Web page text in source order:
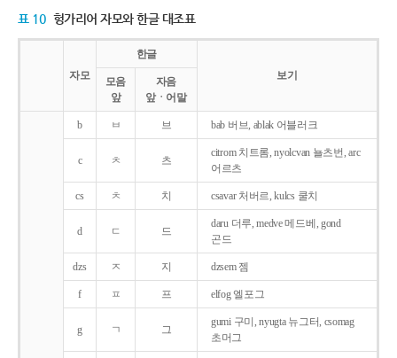
표 10 헝가리어 자모와 한글 대조표
자모
한글
보기
모음
앞
자음
앞ㆍ어말
b ㅂ 브 bab 버브, ablak 어블러크
c ㅊ 츠
citrom 치트롬, nyolcvan 뇰츠번, arc
어르츠
cs ㅊ 치 csavar 처버르, kulcs 쿨치
d ㄷ 드
daru 더루, medve 메드베, gond
곤드
dzs ㅈ 지 dzsem 젬
f ㅍ 프 elfog 엘포그
g ㄱ 그
gumi 구미, nyugta 뉴그터, csomag
초머그